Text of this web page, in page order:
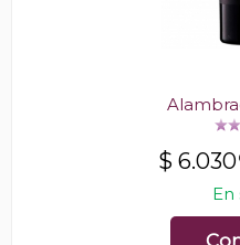
$ 6.030
En